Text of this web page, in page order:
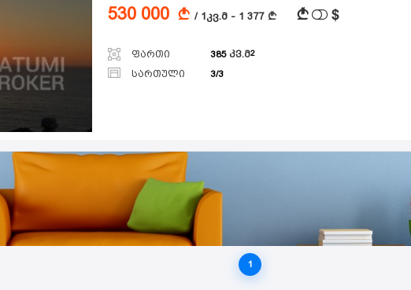
530 000 A / 1კვ.მ - 1 377 A A $
ფართი 385 კვ.მ
სართული
3/3
1